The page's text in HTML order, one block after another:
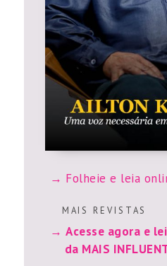
Folheie e leia
M A I S R E V I S T A S
Acesse agora e
da MAIS